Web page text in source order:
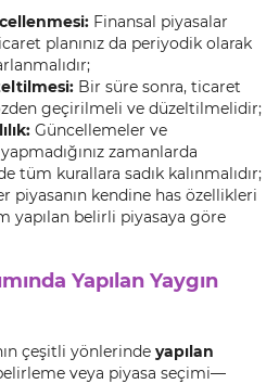
Finansal piyasalar
planınız da periyodik olarak
Bir süre sonra, ticaret
geçirilmeli ve düzeltilmelidir;
Güncellemeler ve
zamanlarda
tüm kurallara sadık kalınmalıdır;
piyasanın kendine has özellikleri
yapılan belirli piyasaya göre
Yapılan Yaygın
çeşitli yönlerinde yapılan
veya piyasa seçimi—